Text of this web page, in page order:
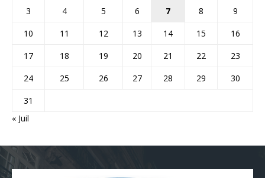
3
4 5 6 7 8
9
10
11 12 13 14 15
16
17
18 19 20 21 22
23
24
25 26 27 28 29
30
31
« Juil